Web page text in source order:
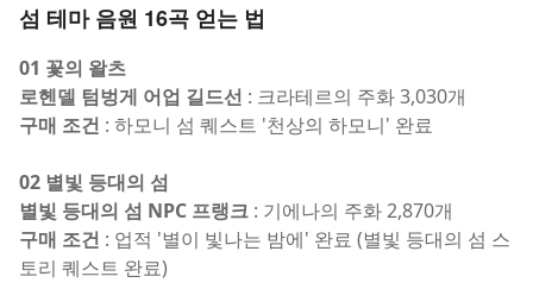
섬 테마 음원 16곡 얻는 법
01 꽃의 왈츠
로헨델 텀벙게 어업 길드선 : 크라테르의 주화 3,030개
구매 조건 : 하모니 섬 퀘스트 '천상의 하모니' 완료
02 별빛 등대의 섬
별빛 등대의 섬 NPC 프랭크 : 기에나의 주화 2,870개
구매 조건 : 업적 '별이 빛나는 밤에' 완료 (별빛 등대의 섬 스
토리 퀘스트 완료)